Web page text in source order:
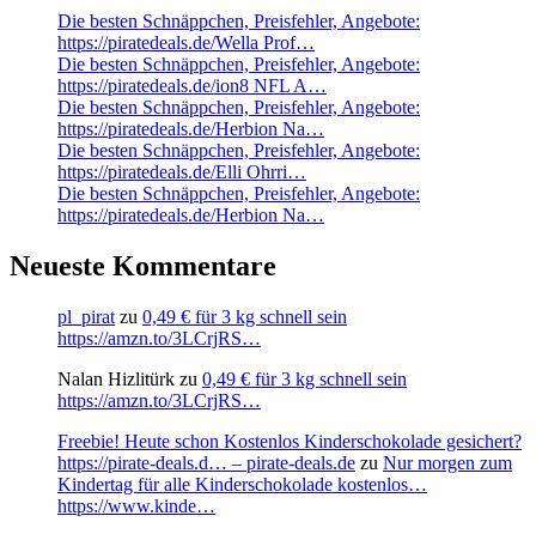
Die besten Schnäppchen, Preisfehler, Angebote:
https://piratedeals.de/Wella Prof…
Die besten Schnäppchen, Preisfehler, Angebote:
https://piratedeals.de/ion8 NFL A…
Die besten Schnäppchen, Preisfehler, Angebote:
https://piratedeals.de/Herbion Na…
Die besten Schnäppchen, Preisfehler, Angebote:
https://piratedeals.de/Elli Ohrri…
Die besten Schnäppchen, Preisfehler, Angebote:
https://piratedeals.de/Herbion Na…
Neueste Kommentare
pl_pirat zu 0,49 € für 3 kg schnell sein
https://amzn.to/3LCrjRS…
Nalan Hizlitürk zu 0,49 € für 3 kg schnell sein
https://amzn.to/3LCrjRS…
Freebie! Heute schon Kostenlos Kinderschokolade gesichert?
https://pirate-deals.d… – pirate-deals.de zu Nur morgen zum
Kindertag für alle Kinderschokolade kostenlos…
https://www.kinde…